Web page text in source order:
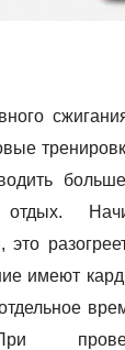
это
имеют